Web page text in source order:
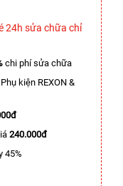
24h sửa chữa chỉ
chi phí sửa chữa
kiện REXON &
240.000đ
45%